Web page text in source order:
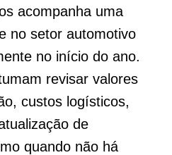
acompanha uma
no setor automotivo
no início do ano.
revisar valores
custos logísticos,
de
quando não há